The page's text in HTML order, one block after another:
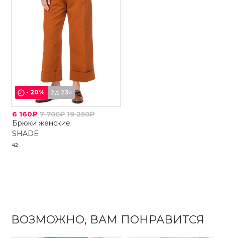
-20% 2д 23ч
6 160₽ 7 700₽ 19 250₽
Брюки женские
SHADE
42
ВОЗМОЖНО, ВАМ ПОНРАВИТСЯ